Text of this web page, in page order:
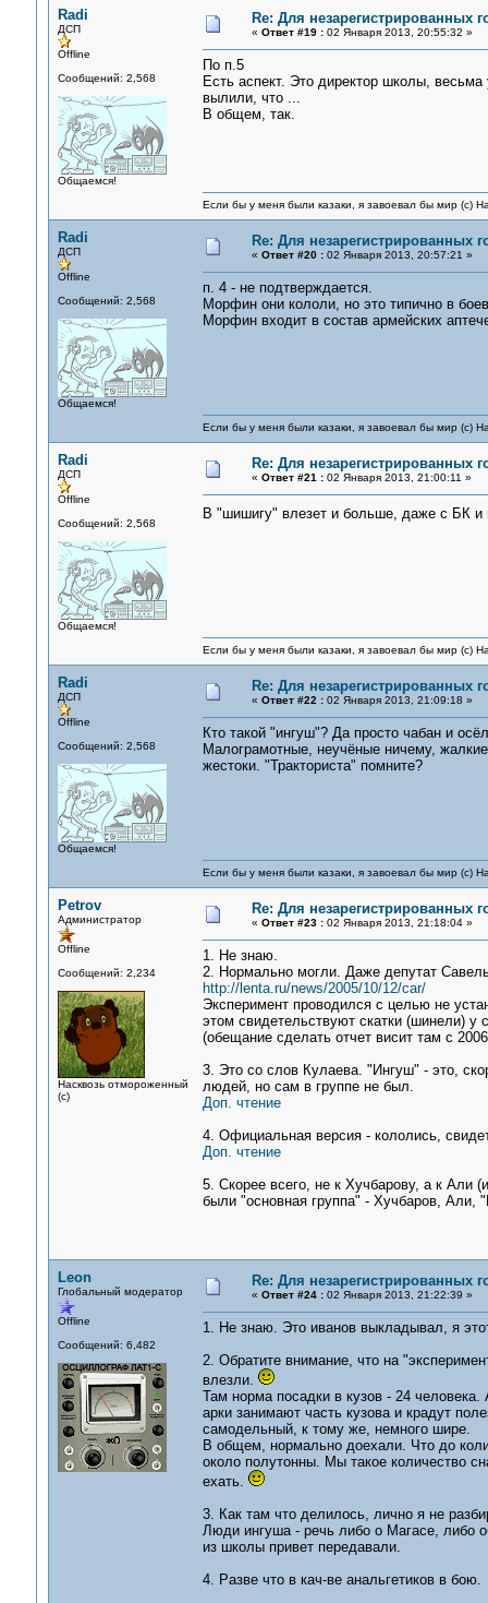
Radi
ДСП
Offline
Сообщений: 2,568
Общаемся!
Re: Для незарегистрированных
« Ответ #19 :02 Января 2013, 20:55:32 »
По п.5
Есть аспект. Это директор школы,
вылили, что ...
В общем, так.
Если бы у меня были казаки, я завоевал бы мир (с)
Radi
ДСП
Offline
Сообщений: 2,568
Общаемся!
Re: Для незарегистрированных
« Ответ #20 :02 Января 2013, 20:57:21 »
п. 4 - не подтверждается.
Морфин они кололи, но это типично в
Морфин входит в состав армейских
Если бы у меня были казаки, я завоевал бы мир (с)
Radi
ДСП
Offline
Сообщений: 2,568
Общаемся!
Re: Для незарегистрированных
« Ответ #21 :02 Января 2013, 21:00:11 »
В "шишигу" влезет и больше, даже с БК и
Если бы у меня были казаки, я завоевал бы мир (с)
Radi
ДСП
Offline
Сообщений: 2,568
Общаемся!
Re: Для незарегистрированных
« Ответ #22 :02 Января 2013, 21:09:18 »
Кто такой "ингуш"? Да просто чабан и
Малограмотные, неучёные ничему,
жестоки. "Тракториста" помните?
Если бы у меня были казаки, я завоевал бы мир (с)
Petrov
Администратор
Offline
Сообщений: 2,234
Насквозь отмороженный
(с)
Re: Для незарегистрированных
« Ответ #23 :02 Января 2013, 21:18:04 »
1. Не знаю.
2. Нормально могли. Даже депутат
http://lenta.ru/news/2005/10/12/car/
Эксперимент проводился с целью не
этом свидетельствуют скатки (шинели) у
(обещание сделать отчет висит там с
3. Это со слов Кулаева. "Ингуш" - это,
людей, но сам в группе не был.
Доп. чтение
4. Официальная версия - кололись,
Доп. чтение
5. Скорее всего, не к Хучбарову, а к Али
были "основная группа" - Хучбаров, Али,
Leon
Глобальный модератор
Offline
Сообщений: 6,482
Re: Для незарегистрированных
« Ответ #24 :02 Января 2013, 21:22:39 »
1. Не знаю. Это иванов выкладывал, я
2. Обратите внимание, что на
влезли.
Там норма посадки в кузов - 24
арки занимают часть кузова и крадут
самодельный, к тому же, немного шире.
В общем, нормально доехали. Что до
около полутонны. Мы такое количество
ехать.
3. Как там что делилось, лично я не
Люди ингуша - речь либо о Магасе, либо
из школы привет передавали.
4. Разве что в кач-ве анальгетиков в бою.